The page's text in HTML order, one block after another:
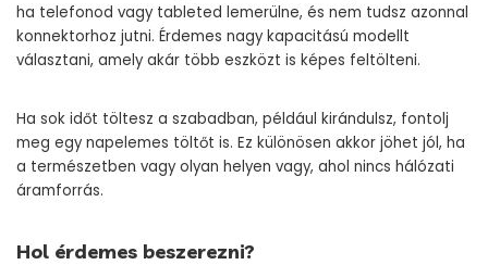
ha telefonod vagy tableted lemerülne, és nem tudsz azonnal
konnektorhoz jutni. Érdemes nagy kapacitású modellt
választani, amely akár több eszközt is képes feltölteni.
Ha sok időt töltesz a szabadban, például kirándulsz, fontolj
meg egy napelemes töltőt is. Ez különösen akkor jöhet jól, ha
a természetben vagy olyan helyen vagy, ahol nincs hálózati
áramforrás.
Hol érdemes beszerezni?